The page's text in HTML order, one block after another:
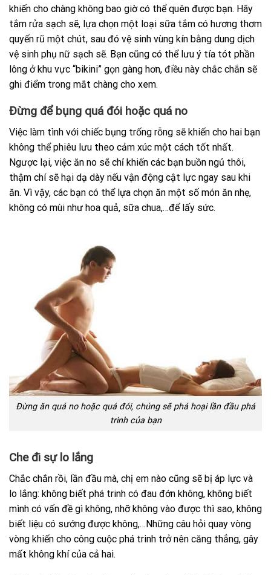
khiến cho chàng không bao giờ có thể quên được bạn. Hãy
tắm rửa sạch sẽ, lựa chọn một loại sữa tắm có hương thơm
quyến rũ một chút, sau đó vệ sinh vùng kín bằng dung dịch
vệ sinh phụ nữ sạch sẽ. Bạn cũng có thể lưu ý tía tót phần
lông ở khu vực “bikini” gọn gàng hơn, điều này chắc chắn sẽ
ghi điểm trong mắt chàng cho xem.
Đừng để bụng quá đói hoặc quá no
Việc làm tình với chiếc bụng trống rỗng sẽ khiến cho hai bạn
không thể phiêu lưu theo cảm xúc một cách tốt nhất.
Ngược lại, việc ăn no sẽ chỉ khiến các bạn buồn ngủ thôi,
thậm chí sẽ hại dạ dày nếu vận động cật lực ngay sau khi
ăn. Vì vậy, các bạn có thể lựa chọn ăn một số món ăn nhẹ,
không có mùi như hoa quả, sữa chua,…để lấy sức.
Đừng ăn quá no hoặc quá đói, chúng sẽ phá hoại lần đầu phá
trinh của bạn
Che đi sự lo lắng
Chắc chắn rồi, lần đầu mà, chị em nào cũng sẽ bị áp lực và
lo lắng: không biết phá trinh có đau đớn không, không biết
mình có vấn đề gì không, nhỡ không vào được thì sao, không
biết liệu có sướng được không,…Những câu hỏi quay vòng
vòng khiến cho công cuộc phá trinh trở nên căng thẳng, gây
mất không khí của cả hai.